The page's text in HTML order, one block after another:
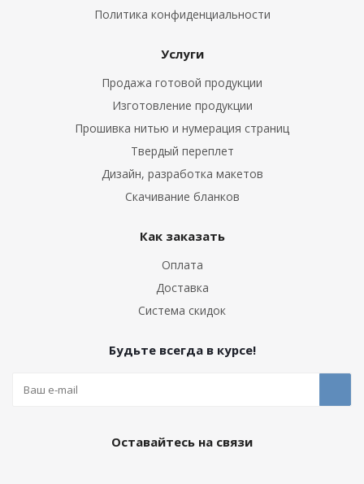
Политика конфиденциальности
Услуги
Продажа готовой продукции
Изготовление продукции
Прошивка нитью и нумерация страниц
Твердый переплет
Дизайн, разработка макетов
Скачивание бланков
Как заказать
Оплата
Доставка
Система скидок
Будьте всегда в курсе!
Оставайтесь на связи